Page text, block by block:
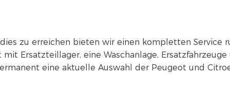
zu erreichen bieten wir einen kompletten Service
Ersatzteillager, eine Waschanlage,
eine aktuelle Auswahl der Peugeot und